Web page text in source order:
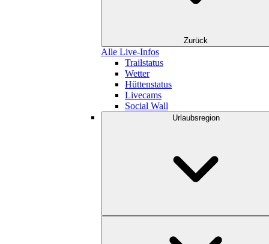
Zurück
Alle Live-Infos
Trailstatus
Wetter
Hüttenstatus
Livecams
Social Wall
Urlaubsregion